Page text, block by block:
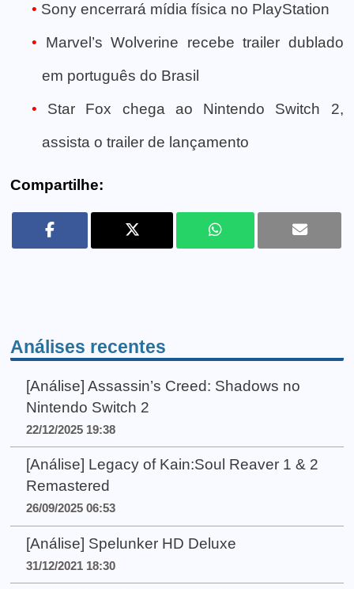
Sony encerrará mídia física no PlayStation
Marvel’s Wolverine recebe trailer dublado
em português do Brasil
Star Fox chega ao Nintendo Switch 2,
assista o trailer de lançamento
Compartilhe:
Análises recentes
[Análise] Assassin’s Creed: Shadows no
Nintendo Switch 2
22/12/2025 19:38
[Análise] Legacy of Kain:Soul Reaver 1 & 2
Remastered
26/09/2025 06:53
[Análise] Spelunker HD Deluxe
31/12/2021 18:30